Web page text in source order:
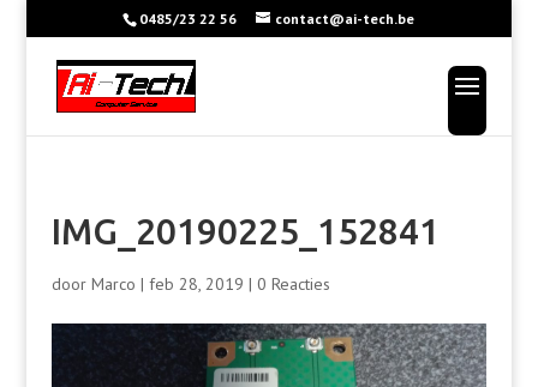
0485/23 22 56 contact@ai-tech.be
IMG_20190225_152841
door Marco | feb 28, 2019 | 0 Reacties